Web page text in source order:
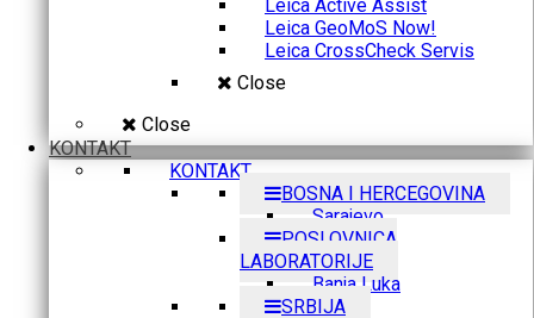
Leica Active Assist
Leica GeoMoS Now!
Leica CrossCheck Servis
Close
Close
KONTAKT
KONTAKT
BOSNA I HERCEGOVINA
Sarajevo
POSLOVNICA
LABORATORIJE
Banja Luka
SRBIJA